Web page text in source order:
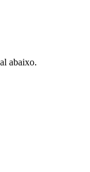
abaixo.